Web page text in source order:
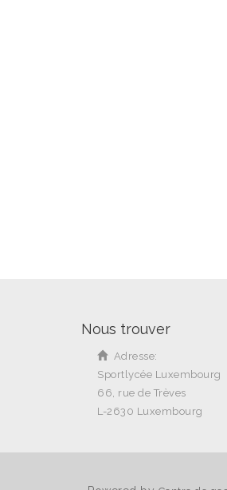
Nous trouver
Adresse:
Sportlycée Luxembourg
66, rue de Trèves
L-2630 Luxembourg